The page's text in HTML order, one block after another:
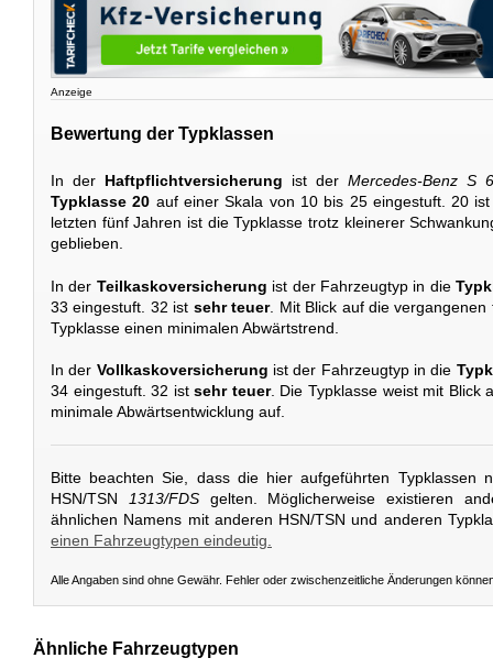
Anzeige
Bewertung der Typklassen
In der Haftpflichtversicherung ist der Mercedes-Benz S
Typklasse 20 auf einer Skala von 10 bis 25 eingestuft. 20
letzten fünf Jahren ist die Typklasse trotz kleinerer
geblieben.
In der Teilkaskoversicherung ist der Fahrzeugtyp in die
33 eingestuft. 32 ist sehr teuer. Mit Blick auf die
Typklasse einen minimalen Abwärtstrend.
In der Vollkaskoversicherung ist der Fahrzeugtyp in die
34 eingestuft. 32 istsehr teuer. Die Typklasse weist mit Blick
minimale Abwärtsentwicklung auf.
Bitte beachten Sie, dass die hier aufgeführten Typklassen
HSN/TSN
1313/FDSgelten. Möglicherweise existieren
ähnlichen Namens mit anderen HSN/TSN und anderen
einen Fahrzeugtypen eindeutig.
Alle Angaben sind ohne Gewähr. Fehler oder zwischenzeitliche Änderungen
Ähnliche Fahrzeugtypen